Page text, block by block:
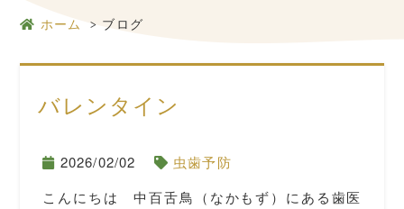
ホーム ブログ
バレンタイン
2026/02/02
虫歯予防
こんにちは 中百舌鳥（なかもず）にある歯医